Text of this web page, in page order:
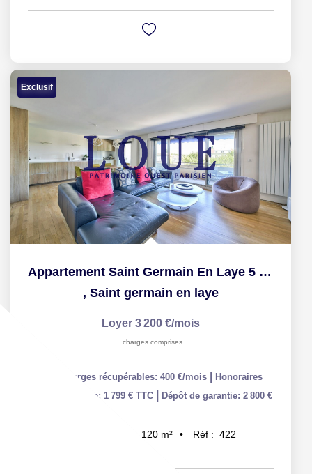
Exclusif
Appartement Saint Germain En Laye 5 pièce(s) 119.94 m2
, Saint germain en laye
Loyer 3 200 €/mois
charges comprises
dont charges récupérables: 400 €/mois
Honoraires
charge locataire: 1 799 € TTC
Dépôt de garantie: 2 800 €
120 m² Réf : 422